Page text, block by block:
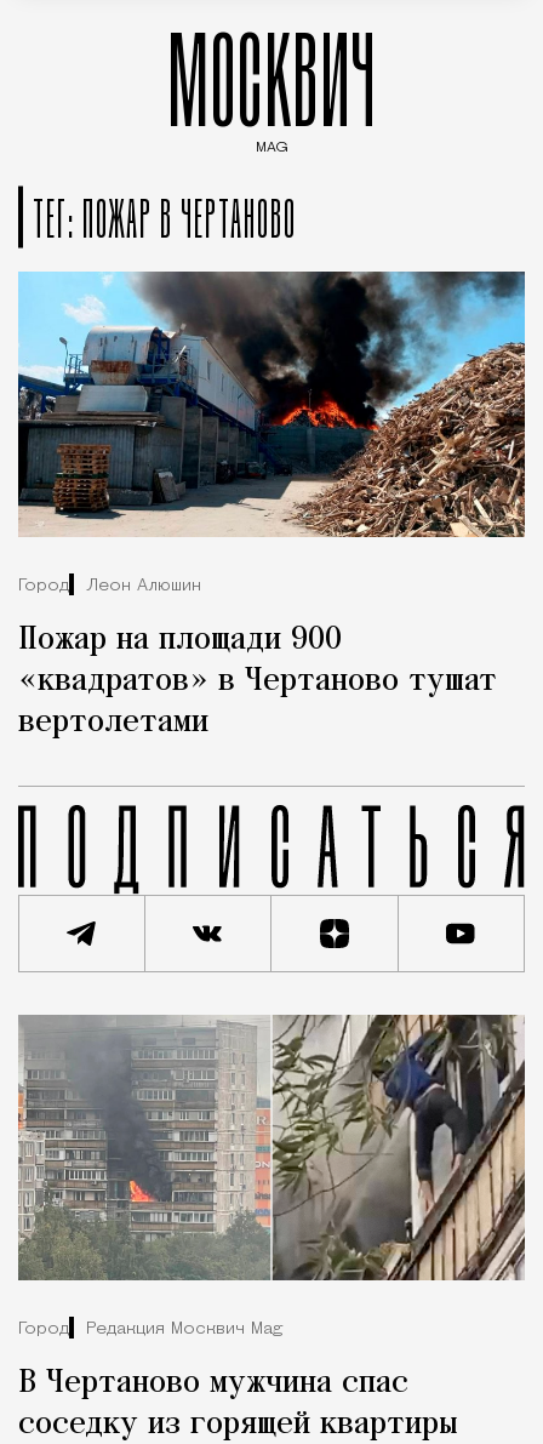
МОСКВИЧ
MAG
ТЕГ: ПОЖАР В ЧЕРТАНОВО
Город Леон Алюшин
Пожар на площади 900
«квадратов» в Чертаново тушат
вертолетами
Город Редакция Москвич Mag
В Чертаново мужчина спас
соседку из горящей квартиры